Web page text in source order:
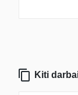
Kiti